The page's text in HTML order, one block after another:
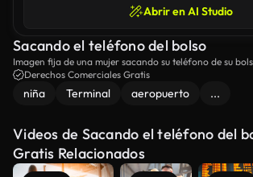
Abrir en AI Studio
Sacando el teléfono del bolso
Imagen fija de una mujer sacando su teléfono de su
Derechos Comerciales Gratis
niña Terminal aeropuerto ...
Videos de Sacando el teléfono del
Gratis Relacionados